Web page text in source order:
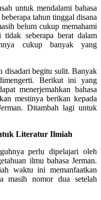
untuk mendalami bahasa
tahun tinggal disana
belum cukup memahami
seberapa berat dalam
cukup banyak yang
disadari begitu sulit. Banyak
Berikut ini yang
menerjemahkan bahasa
mestinya berikan kepada
Ditambah lagi untuk
Literatur Ilmiah
perlu dipelajari oleh
ilmu bahasa Jerman.
waktu ini memanfaatkan
masih nomor dua setelah